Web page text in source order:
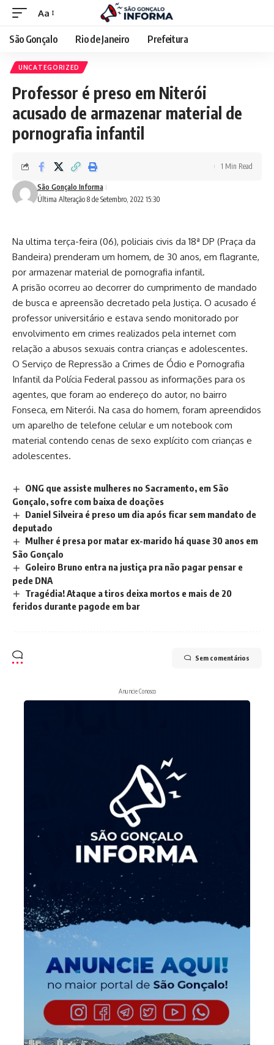
Aa
São Gonçalo Rio de Janeiro Prefeitura
UNCATEGORIZED
Professor é preso em Niterói
acusado de armazenar material de
pornografia infantil
Última Alteração 8 de Setembro, 2022 15:30
São Gonçalo Informa
1 Min Read
Na ultima terça-feira (06), policiais civis da 18ª DP (Praça da
Bandeira) prenderam um homem, de 30 anos, em flagrante,
por armazenar material de pornografia infantil.
A prisão ocorreu ao decorrer do cumprimento de mandado
de busca e apreensão decretado pela Justiça. O acusado é
professor universitário e estava sendo monitorado por
envolvimento em crimes realizados pela internet com
relação a abusos sexuais contra crianças e adolescentes.
O Serviço de Repressão a Crimes de Ódio e Pornografia
Infantil da Polícia Federal passou as informações para os
agentes, que foram ao endereço do autor, no bairro
Fonseca, em Niterói. Na casa do homem, foram apreendidos
um aparelho de telefone celular e um notebook com
material contendo cenas de sexo explícito com crianças e
adolescentes.
ONG que assiste mulheres no Sacramento, em São
Gonçalo, sofre com baixa de doações
Daniel Silveira é preso um dia após ficar sem mandato de
deputado
Mulher é presa por matar ex-marido há quase 30 anos em
São Gonçalo
Goleiro Bruno entra na justiça pra não pagar pensar e
pede DNA
Tragédia! Ataque a tiros deixa mortos e mais de 20
feridos durante pagode em bar
Sem comentários
Anuncie Conosco